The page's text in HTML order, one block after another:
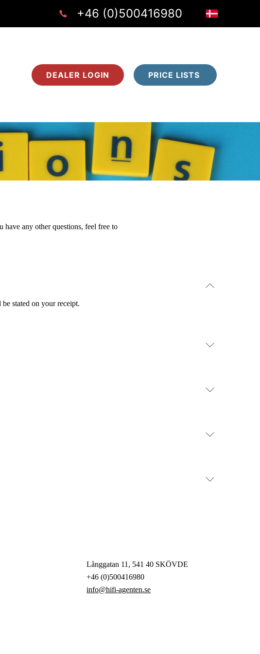
DEALER LOGIN PRICE LISTS
+46 (0)500416980
have any other questions, feel free to
stated on your receipt.
Långgatan 11, 541 40 SKÖVDE
+46 (0)500416980
info@hifi-agenten.se